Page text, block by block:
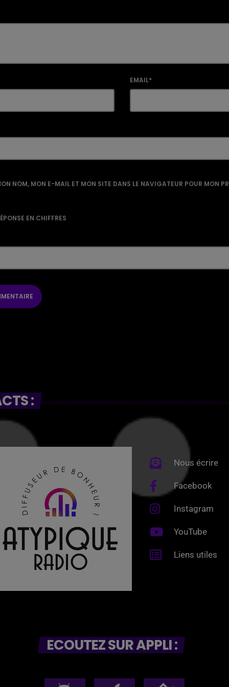
EMAIL*
NOM, MON E-MAIL ET MON SITE DANS LE NAVIGATEUR POUR MON
EN CHIFFRES
:
Nous écrire
Facebook
Instagram
YouTube
Liens utiles
ECOUTEZ SUR APPLI :